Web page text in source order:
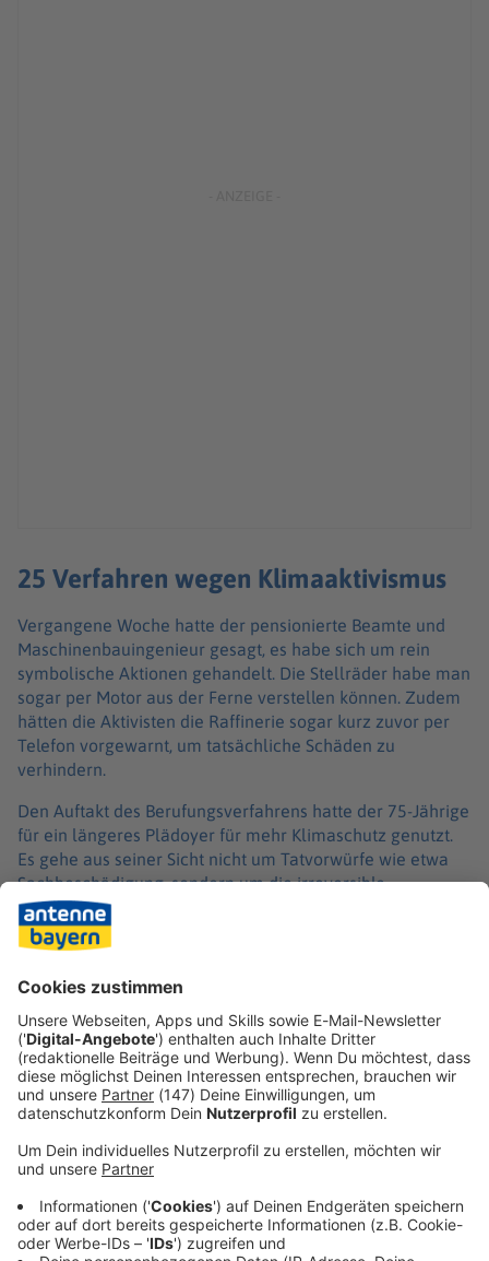
25 Verfahren wegen Klimaaktivismus
Vergangene Woche hatte der pensionierte Beamte und
Maschinenbauingenieur gesagt, es habe sich um rein
symbolische Aktionen gehandelt. Die Stellräder habe man
sogar per Motor aus der Ferne verstellen können. Zudem
hätten die Aktivisten die Raffinerie sogar kurz zuvor per
Telefon vorgewarnt, um tatsächliche Schäden zu
verhindern.
Den Auftakt des Berufungsverfahrens hatte der 75-Jährige
für ein längeres Plädoyer für mehr Klimaschutz genutzt.
Es gehe aus seiner Sicht nicht um Tatvorwürfe wie etwa
Sachbeschädigung, sondern um die irreversible
Zerstörung der Lebensgrundlage. Er hatte zum Thema
Klimaerwärmung auch mehrere Beweisanträge gestellt.
Nach eigenen Angaben hat ihm sein Klimaaktivismus
bereits 25 Verfahren beschert, wovon 16 bislang nicht